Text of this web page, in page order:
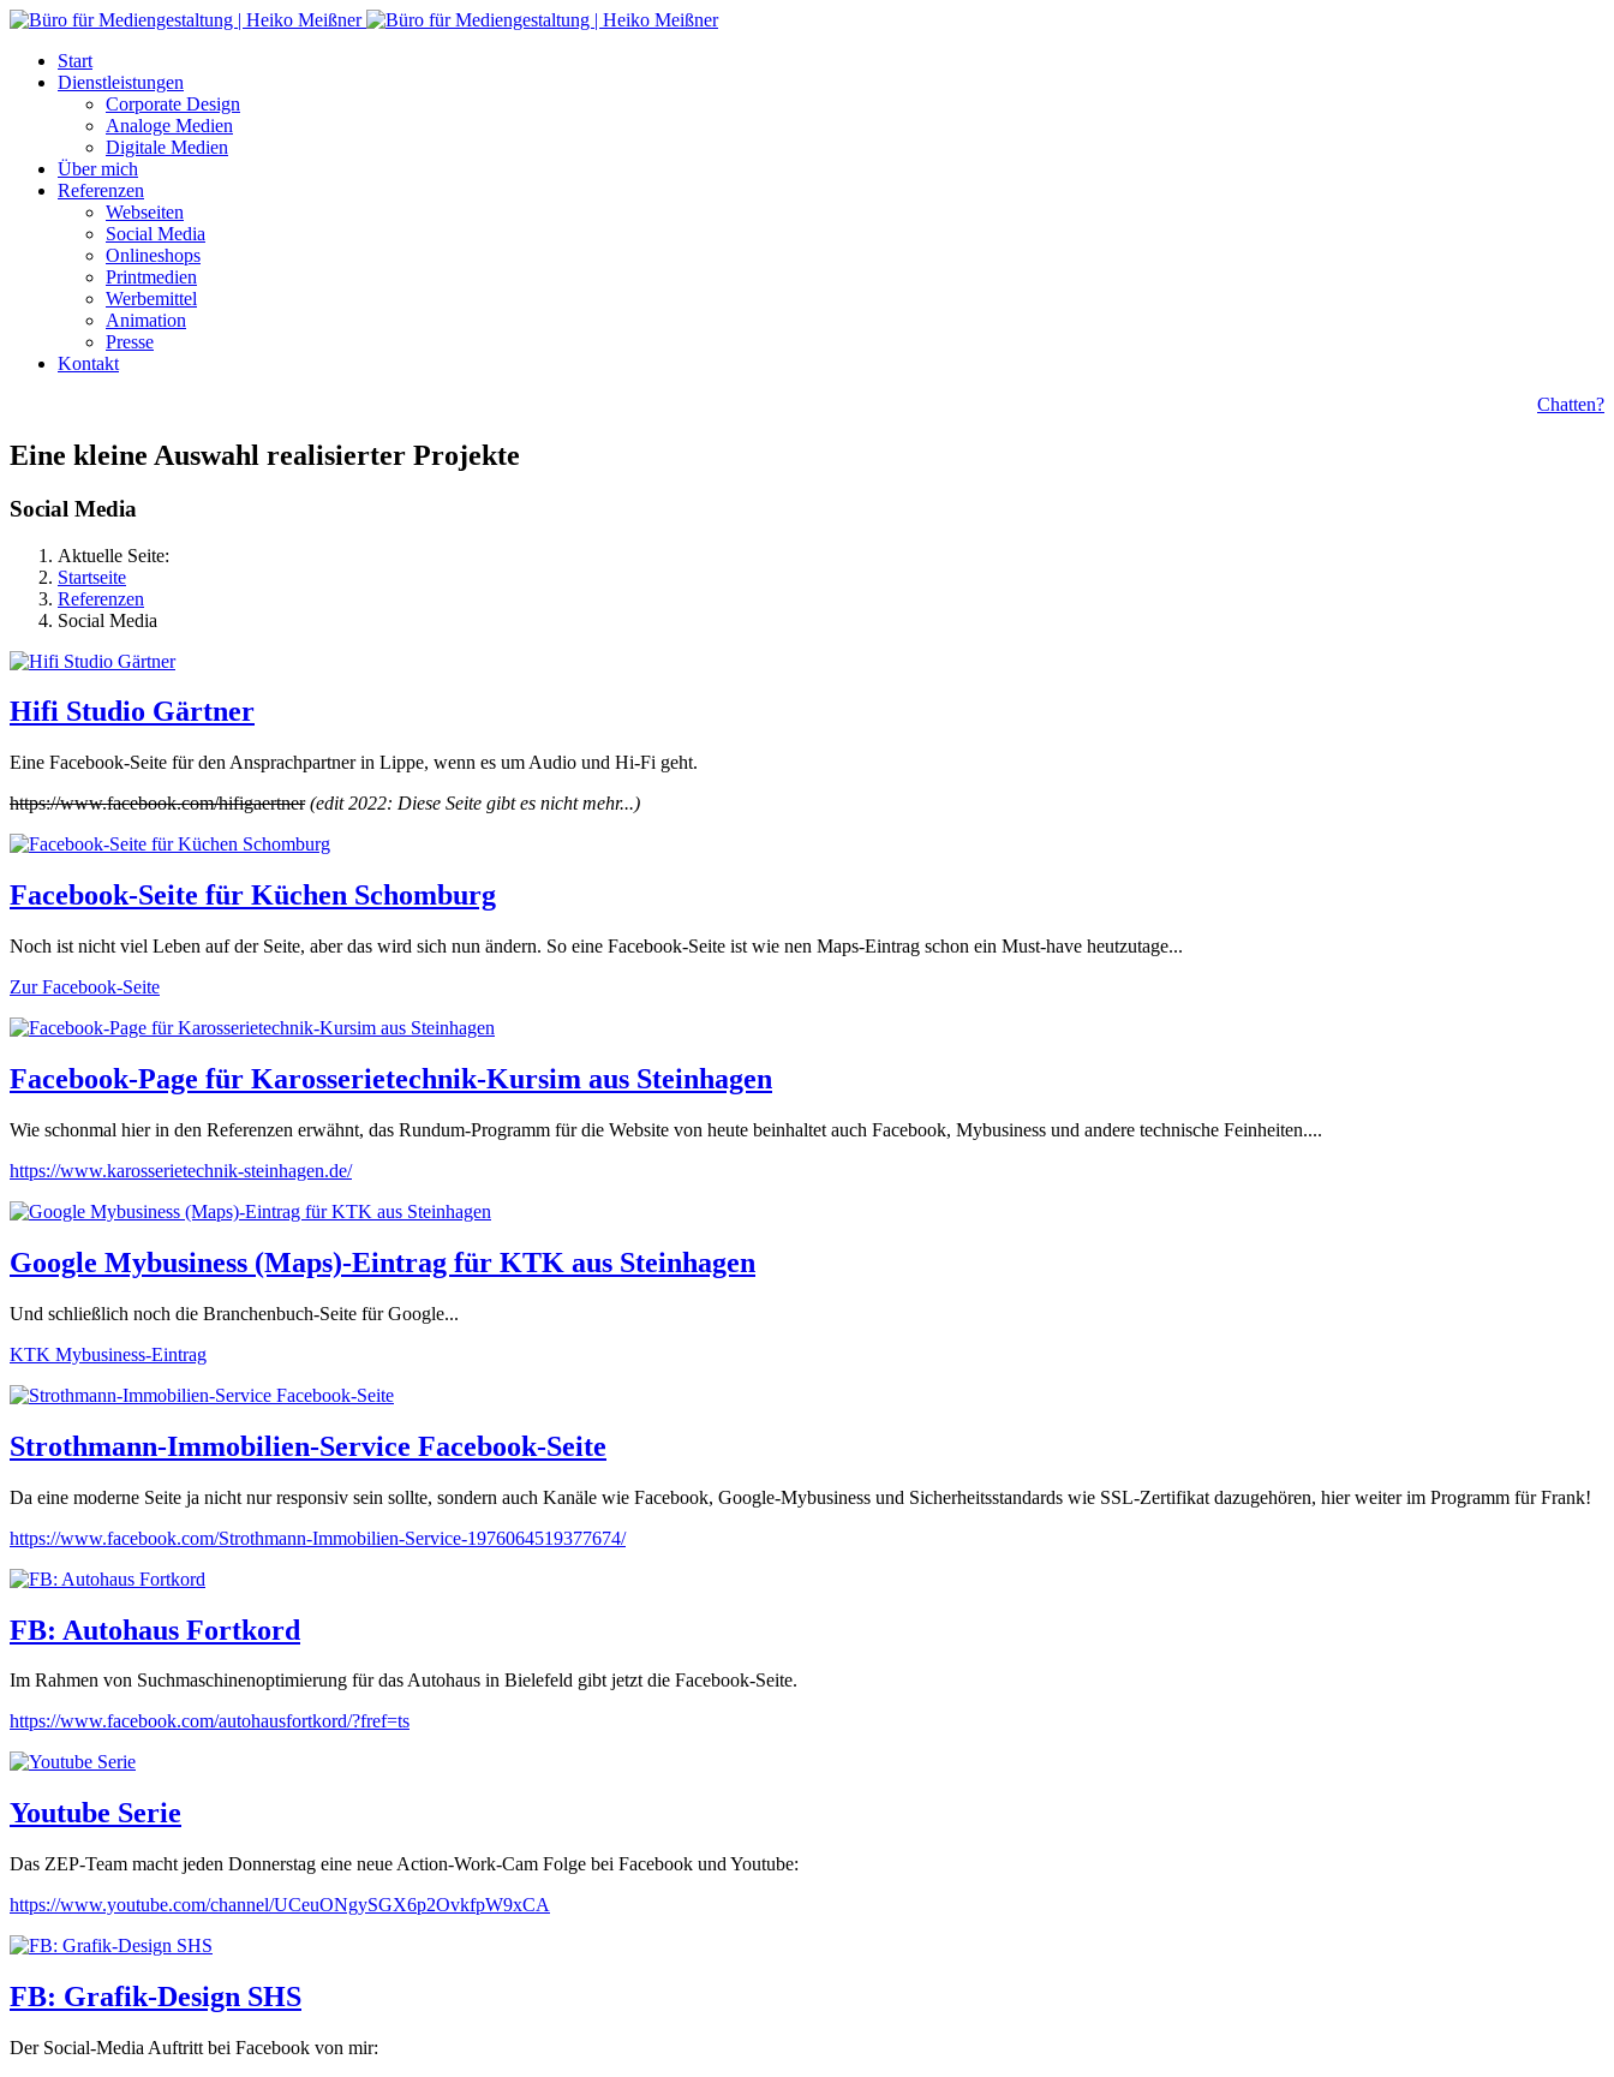
Start
Dienstleistungen
Corporate Design
Analoge Medien
Digitale Medien
Über mich
Referenzen
Webseiten
Social Media
Onlineshops
Printmedien
Werbemittel
Animation
Presse
Kontakt
Chatten?
Eine kleine Auswahl realisierter Projekte
Social Media
Aktuelle Seite:
Startseite
Referenzen
Social Media
Hifi Studio Gärtner
Eine Facebook-Seite für den Ansprachpartner in Lippe, wenn es um Audio und Hi-Fi geht.
https://www.facebook.com/hifigaertner (edit 2022: Diese Seite gibt es nicht mehr...)
Facebook-Seite für Küchen Schomburg
Noch ist nicht viel Leben auf der Seite, aber das wird sich nun ändern. So eine Facebook-Seite ist wie nen Maps-Eintrag schon ein Must-have heutzutage...
Zur Facebook-Seite
Facebook-Page für Karosserietechnik-Kursim aus Steinhagen
Wie schonmal hier in den Referenzen erwähnt, das Rundum-Programm für die Website von heute beinhaltet auch Facebook, Mybusiness und andere technische Feinheiten....
https://www.karosserietechnik-steinhagen.de/
Google Mybusiness (Maps)-Eintrag für KTK aus Steinhagen
Und schließlich noch die Branchenbuch-Seite für Google...
KTK Mybusiness-Eintrag
Strothmann-Immobilien-Service Facebook-Seite
Da eine moderne Seite ja nicht nur responsiv sein sollte, sondern auch Kanäle wie Facebook, Google-Mybusiness und Sicherheitsstandards wie SSL-Zertifikat dazugehören, hier weiter im Programm für Frank!
https://www.facebook.com/Strothmann-Immobilien-Service-1976064519377674/
FB: Autohaus Fortkord
Im Rahmen von Suchmaschinenoptimierung für das Autohaus in Bielefeld gibt jetzt die Facebook-Seite.
https://www.facebook.com/autohausfortkord/?fref=ts
Youtube Serie
Das ZEP-Team macht jeden Donnerstag eine neue Action-Work-Cam Folge bei Facebook und Youtube:
https://www.youtube.com/channel/UCeuONgySGX6p2OvkfpW9xCA
FB: Grafik-Design SHS
Der Social-Media Auftritt bei Facebook von mir: